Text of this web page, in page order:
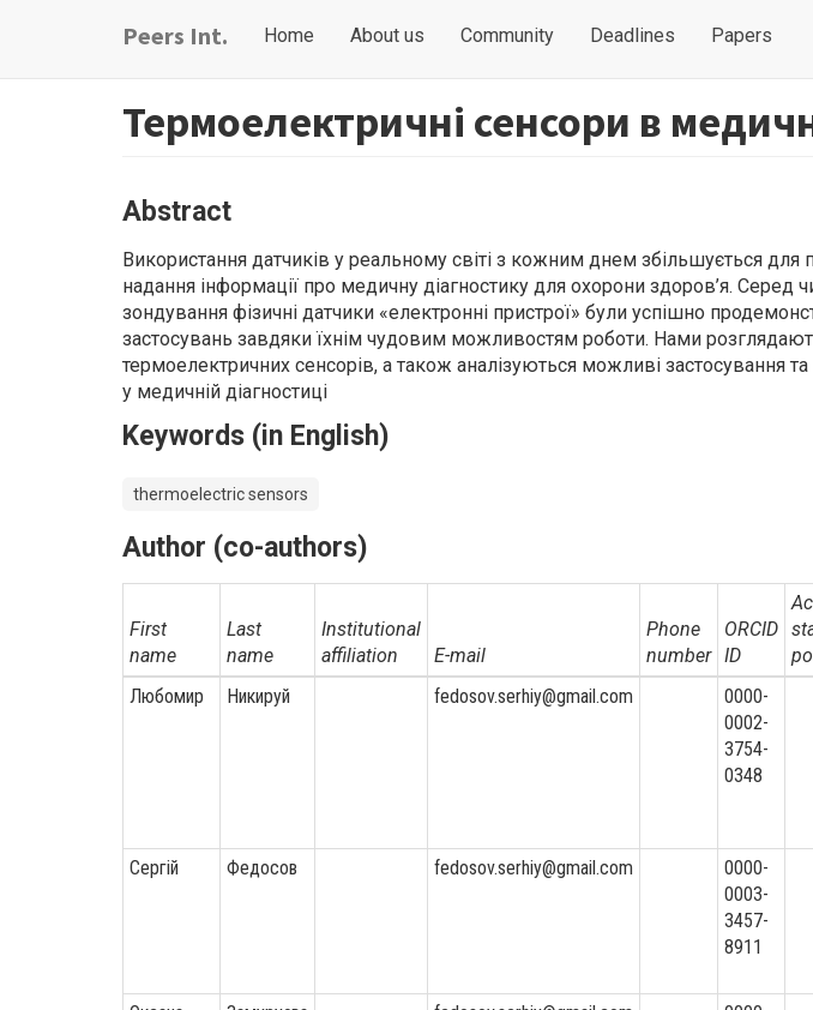
Peers Int.
Main
Home About us Community Deadlines Papers
User
menu
Термоелектричні сенсори в
Abstract
Використання датчиків у реальному світі з кожним днем збільшується
надання інформації про медичну діагностику для охорони здоров’я. Серед
зондування фізичні датчики «електронні пристрої» були успішно
застосувань завдяки їхнім чудовим можливостям роботи. Нами
термоелектричних сенсорів, а також аналізуються можливі застосування
у медичній діагностиці
Keywords (in English)
thermoelectric sensors
Author (co-authors)
First
name
Last
name
Institutional
affiliation
E-mail
Phone
number
ORCID
ID
Любомир
Никируй fedosov.serhiy@gmail.com
0000-
0002-
3754-
0348
Сергій Федосов fedosov.serhiy@gmail.com
0000-
0003-
3457-
8911